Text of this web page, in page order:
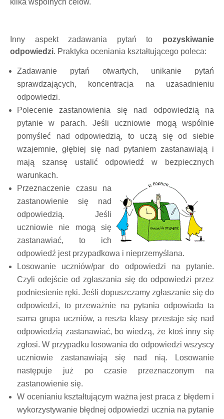
kilka wspólnych celów.
Inny aspekt zadawania pytań to pozyskiwanie
odpowiedzi. Praktyka oceniania kształtującego poleca:
Zadawanie pytań otwartych, unikanie pytań
sprawdzających, koncentracja na uzasadnieniu
odpowiedzi.
Polecenie zastanowienia się nad odpowiedzią na
pytanie w parach. Jeśli uczniowie mogą wspólnie
pomyśleć nad odpowiedzią, to uczą się od siebie
wzajemnie, głębiej się nad pytaniem zastanawiają i
mają szansę ustalić odpowiedź w bezpiecznych
warunkach.
Przeznaczenie czasu na
zastanowienie się nad
odpowiedzią. Jeśli
uczniowie nie mogą się
zastanawiać, to ich
odpowiedź jest przypadkowa i nieprzemyślana.
Losowanie uczniów/par do odpowiedzi na pytanie.
Czyli odejście od zgłaszania się do odpowiedzi przez
podniesienie ręki. Jeśli dopuszczamy zgłaszanie się do
odpowiedzi, to przeważnie na pytania odpowiada ta
sama grupa uczniów, a reszta klasy przestaje się nad
odpowiedzią zastanawiać, bo wiedzą, że ktoś inny się
zgłosi. W przypadku losowania do odpowiedzi wszyscy
uczniowie zastanawiają się nad nią. Losowanie
następuje już po czasie przeznaczonym na
zastanowienie się.
W ocenianiu kształtującym ważna jest praca z błędem i
wykorzystywanie błędnej odpowiedzi ucznia na pytanie